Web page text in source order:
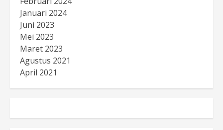
Januari 2024
Juni 2023
Mei 2023
Maret 2023
Agustus 2021
April 2021